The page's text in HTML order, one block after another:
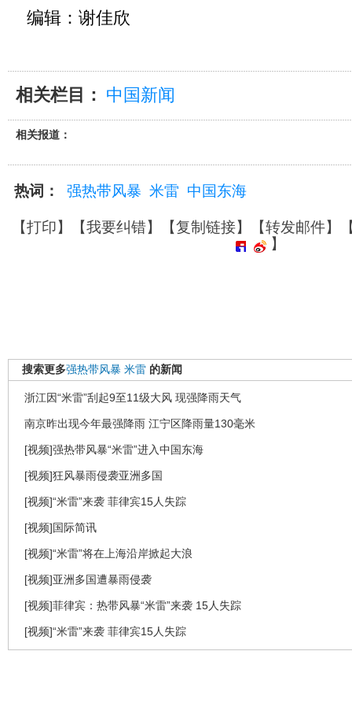
编辑：谢佳欣
相关栏目： 中国新闻
相关报道：
热词： 强热带风暴 米雷 中国东海
【打印】【我要纠错】【复制链接】【转发邮件】
】
搜索更多强热带风暴 米雷 的新闻
浙江因“米雷”刮起9至11级大风 现强降雨天气
南京昨出现今年最强降雨 江宁区降雨量130毫米
[视频]强热带风暴“米雷”进入中国东海
[视频]狂风暴雨侵袭亚洲多国
[视频]“米雷”来袭 菲律宾15人失踪
[视频]国际简讯
[视频]“米雷”将在上海沿岸掀起大浪
[视频]亚洲多国遭暴雨侵袭
[视频]菲律宾：热带风暴“米雷”来袭 15人失踪
[视频]“米雷”来袭 菲律宾15人失踪